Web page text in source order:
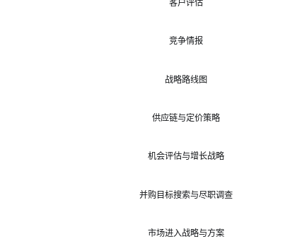
竞争情报
战略路线图
供应链与定价策略
机会评估与增长战略
并购目标搜索与尽职调查
市场进入战略与方案